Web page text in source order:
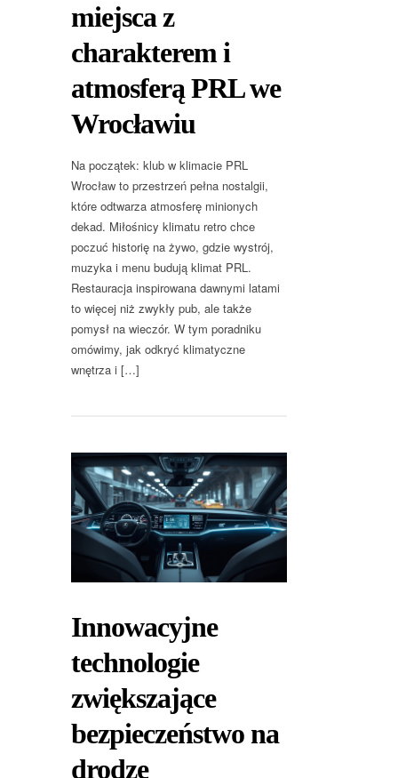
miejsca z
charakterem i
atmosferą PRL we
Wrocławiu
Na początek: klub w klimacie PRL
Wrocław to przestrzeń pełna nostalgii,
które odtwarza atmosferę minionych
dekad. Miłośnicy klimatu retro chce
poczuć historię na żywo, gdzie wystrój,
muzyka i menu budują klimat PRL.
Restauracja inspirowana dawnymi latami
to więcej niż zwykły pub, ale także
pomysł na wieczór. W tym poradniku
omówimy, jak odkryć klimatyczne
wnętrza i […]
Innowacyjne
technologie
zwiększające
bezpieczeństwo na
drodze